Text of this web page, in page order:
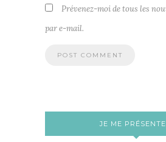
Prévenez-moi de tous les
par e-mail.
JE ME